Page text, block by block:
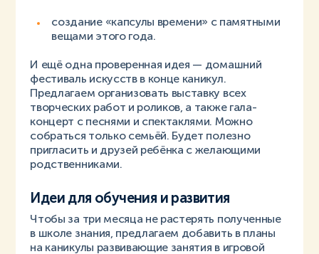
создание «капсулы времени» с памятными
вещами этого года.
И ещё одна проверенная идея — домашний
фестиваль искусств в конце каникул.
Предлагаем организовать выставку всех
творческих работ и роликов, а также гала-
концерт с песнями и спектаклями. Можно
собраться только семьёй. Будет полезно
пригласить и друзей ребёнка с желающими
родственниками.
Идеи для обучения и развития
Чтобы за три месяца не растерять полученные
в школе знания, предлагаем добавить в планы
на каникулы развивающие занятия в игровой